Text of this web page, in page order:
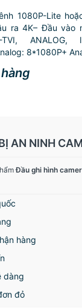
1080P-Lite
ra 4K– Đầu vào
TVI,
8*1080P+
AN NINH
Đầu ghi hình
hàng
dàng
đỏ